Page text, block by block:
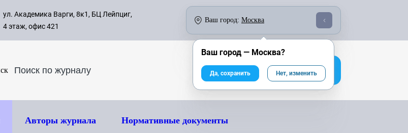
с 09:00 до 18:00:
8 495 246-04-43
По России бесплатно:
8 800 333-25-40
ул. Академика Варги, 8к1, БЦ Лейпциг,
4 этаж, офис 421
Ваш город: Москва
На сайт компании
Авторы журнала Нормативные документы
Ваш город — Москва?
Да, сохранить Нет, изменить